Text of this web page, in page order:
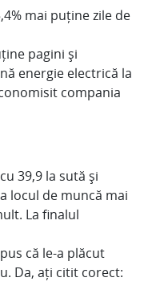
mai puține zile de
pagini și
energie electrică la
compania
39,9 la sută și
locul de muncă mai
La finalul
că le-a plăcut
Da, ați citit corect: